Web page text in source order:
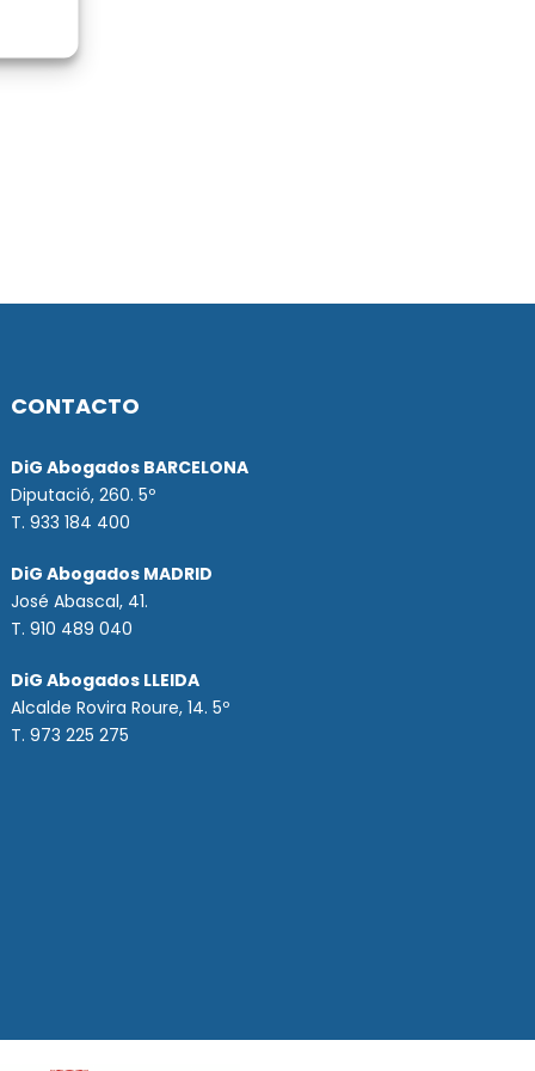
CONTACTO
DiG Abogados BARCELONA
Diputació, 260. 5º
T. 933 184 400
DiG Abogados MADRID
José Abascal, 41.
T.910 489 040
DiG Abogados LLEIDA
Alcalde Rovira Roure, 14. 5º
T. 973 225 275